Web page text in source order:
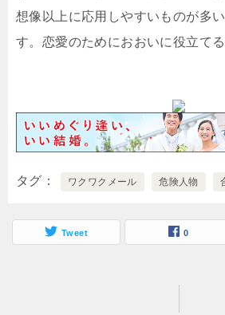
想像以上に応用しやすいものが多
す。恋愛のためにおおいに役立て
タグ ワクワクメール 危険人物
Tweet 0